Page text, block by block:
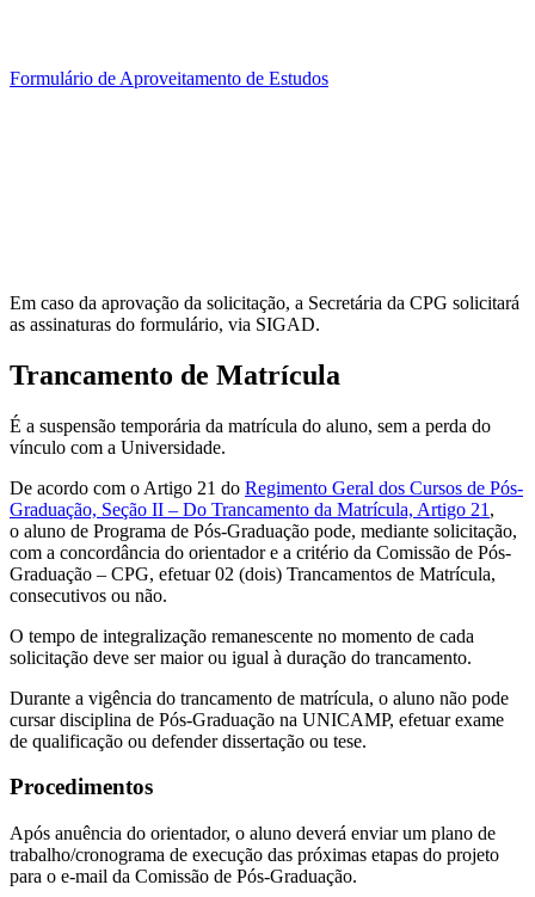
Formulário de Aproveitamento de Estudos
Em caso da aprovação da solicitação, a Secretária da CPG solicitará
as assinaturas do formulário, via SIGAD.
Trancamento de Matrícula
É a suspensão temporária da matrícula do aluno, sem a perda do
vínculo com a Universidade.
De acordo com o Artigo 21 do Regimento Geral dos Cursos de Pós-
Graduação, Seção II – Do Trancamento da Matrícula, Artigo 21 ,
o aluno de Programa de Pós-Graduação pode, mediante solicitação,
com a concordância do orientador e a critério da Comissão de Pós-
Graduação – CPG, efetuar 02 (dois) Trancamentos de Matrícula,
consecutivos ou não.
O tempo de integralização remanescente no momento de cada
solicitação deve ser maior ou igual à duração do trancamento.
Durante a vigência do trancamento de matrícula, o aluno não pode
cursar disciplina de Pós-Graduação na UNICAMP, efetuar exame
de qualificação ou defender dissertação ou tese.
Procedimentos
Após anuência do orientador, o aluno deverá enviar um plano de
trabalho/cronograma de execução das próximas etapas do projeto
para o e-mail da Comissão de Pós-Graduação.